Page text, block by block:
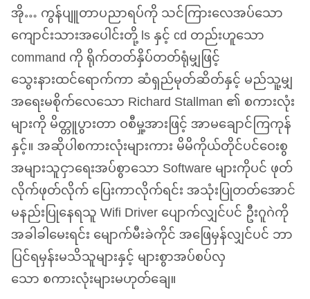
အို… ကွန်ပျူတာပညာရပ်ကို သင်ကြားလေအပ်သော
ကျောင်းသားအပေါင်းတို့ ls နှင့် cd တည်းဟူသော
command ကို ရိုက်တတ်နှိပ်တတ်ရုံမျှဖြင့်
သွေးနားထင်ရောက်ကာ ဆံရှည်မုတ်ဆိတ်နှင့် မည်သူ့မျှ
အရေးမစိုက်လေသော Richard Stallman ၏ စကားလုံး
များကို မိတ္တူပွားတာ ဝစီမှု့အားဖြင့် အာမချောင်ကြကုန်
နှင့်။ အဆိုပါစကားလုံးများကား မိမိကိုယ်တိုင်ပင်ဝေးစွ
အများသူငှာရေးအပ်စွာသော Software များကိုပင် ဖုတ်
လိုက်ဖုတ်လိုက် ပြေးကာလိုက်ရင်း အသုံးပြုတတ်အောင်
မနည်းပြုနေရသူ Wifi Driver ပျောက်လျှင်ပင် ဦးဂူဂဲကို
အခါခါမေးရင်း မျောက်မီးခဲကိုင် အဖြေမှန်လျှင်ပင် ဘာ
ပြင်ရမှန်းမသိသူများနှင့် များစွာအပ်စပ်လှ
သော စကားလုံးများမဟုတ်ချေ။